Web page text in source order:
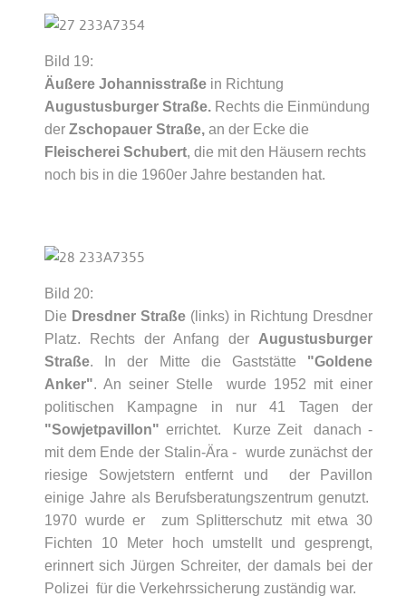
Bild 19:
Äußere Johannisstraße in Richtung
Augustusburger Straße. Rechts die Einmündung
der Zschopauer Straße, an der Ecke die
Fleischerei Schubert, die mit den Häusern rechts
noch bis in die 1960er Jahre bestanden hat.
Bild 20:
Die Dresdner Straße (links) in Richtung Dresdner
Platz. Rechts der Anfang der Augustusburger
Straße. In der Mitte die Gaststätte "Goldene
Anker". An seiner Stelle wurde 1952 mit einer
politischen Kampagne in nur 41 Tagen der
"Sowjetpavillon" errichtet. Kurze Zeit danach -
mit dem Ende der Stalin-Ära - wurde zunächst der
riesige Sowjetstern entfernt und der Pavillon
einige Jahre als Berufsberatungszentrum genutzt.
1970 wurde er zum Splitterschutz mit etwa 30
Fichten 10 Meter hoch umstellt und gesprengt,
erinnert sich Jürgen Schreiter, der damals bei der
Polizei für die Verkehrssicherung zuständig war.